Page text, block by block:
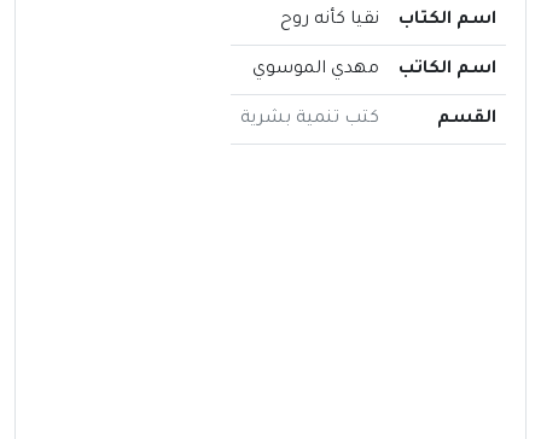
اسم الكتاب نقيا كأنه روح
اسم الكاتب مهدي الموسوي
القسم كتب تنمية بشرية